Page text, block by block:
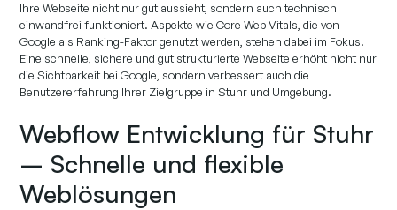
Ihre Webseite nicht nur gut aussieht, sondern auch technisch
einwandfrei funktioniert. Aspekte wie Core Web Vitals, die von
Google als Ranking-Faktor genutzt werden, stehen dabei im Fokus.
Eine schnelle, sichere und gut strukturierte Webseite erhöht nicht nur
die Sichtbarkeit bei Google, sondern verbessert auch die
Benutzererfahrung Ihrer Zielgruppe in Stuhr und Umgebung.
Webflow Entwicklung für Stuhr
– Schnelle und flexible
Weblösungen